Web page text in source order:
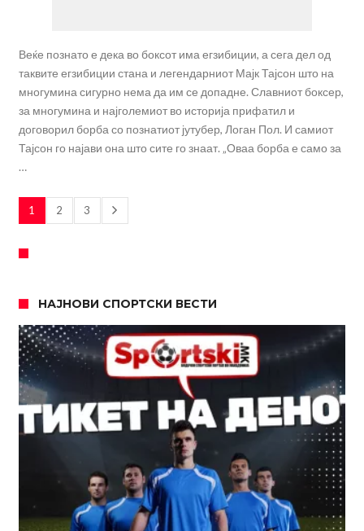
Веќе познато е дека во боксот има егзибиции, а сега дел од
таквите егзибиции стана и легендарниот Мајк Тајсон што на
многумина сигурно нема да им се допадне. Славниот боксер,
за многумина и најголемиот во историја прифатил и
договорил борба со познатиот јутубер, Логан Пол. И самиот
Тајсон го најави она што сите го знаат. „Оваа борба е само за
…
1 2 3
НАЈНОВИ СПОРТСКИ ВЕСТИ